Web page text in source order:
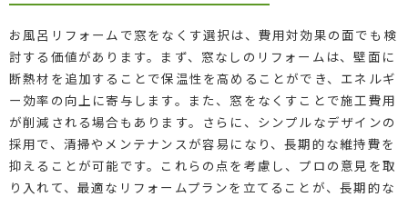
お風呂リフォームで窓をなくす選択は、費用対効果の面でも検
討する価値があります。まず、窓なしのリフォームは、壁面に
断熱材を追加することで保温性を高めることができ、エネルギ
ー効率の向上に寄与します。また、窓をなくすことで施工費用
が削減される場合もあります。さらに、シンプルなデザインの
採用で、清掃やメンテナンスが容易になり、長期的な維持費を
抑えることが可能です。これらの点を考慮し、プロの意見を取
り入れて、最適なリフォームプランを立てることが、長期的な